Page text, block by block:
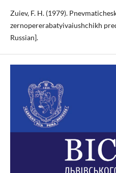
Zuiev, F. H. (1979).
zernopererabatyivaiushchikh
Russian].